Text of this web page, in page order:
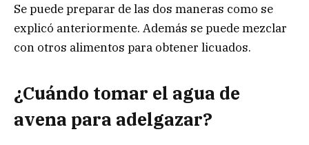
Se puede preparar de las dos maneras como se
explicó anteriormente. Además se puede mezclar
con otros alimentos para obtener licuados.
¿Cuándo tomar el agua de
avena para adelgazar?